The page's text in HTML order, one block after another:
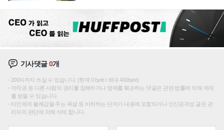
기사댓글0개
200자까지 쓰실 수 있습니다. (현재 0 byte / 최대 400byte)
저작권 등 다른 사람의 권리를 침해하거나 명예를 훼손하는 댓글은 관련 법률에 의해 제재
를 받을 수 있습니다.
타인에게 불쾌감을 주는 욕설 등 비하하는 단어가 내용에 포함되거나 인신공격성 글은 관
리자의 판단에 의해 삭제 합니다.